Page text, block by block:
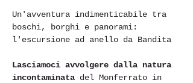
Un'avventura indimenticabile tra
boschi, borghi e panorami:
Lasciamoci avvolgere dalla natura
incontaminata del Monferrato in